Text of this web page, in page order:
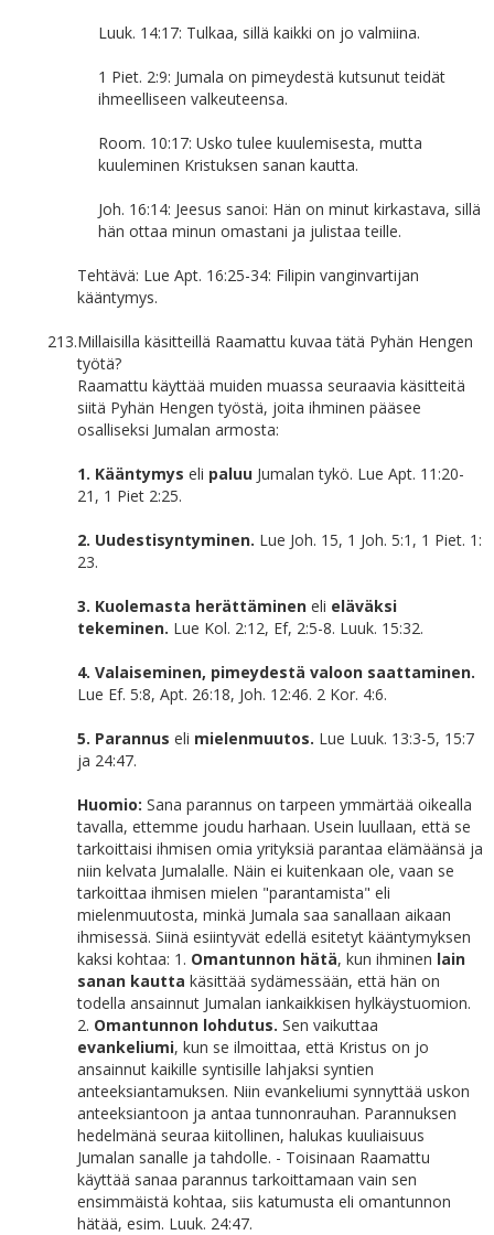
Luuk. 14:17: Tulkaa, sillä kaikki on jo valmiina.
1 Piet. 2:9: Jumala on pimeydestä kutsunut teidät
ihmeelliseen valkeuteensa.
Room. 10:17: Usko tulee kuulemisesta, mutta
kuuleminen Kristuksen sanan kautta.
Joh. 16:14: Jeesus sanoi: Hän on minut kirkastava, sillä
hän ottaa minun omastani ja julistaa teille.
Tehtävä: Lue Apt. 16:25-34: Filipin vanginvartijan
kääntymys.
213.Millaisilla käsitteillä Raamattu kuvaa tätä Pyhän Hengen
työtä?
Raamattu käyttää muiden muassa seuraavia käsitteitä
siitä Pyhän Hengen työstä, joita ihminen pääsee
osalliseksi Jumalan armosta:
1. Kääntymys eli paluu Jumalan tykö. Lue Apt. 11:20-
21, 1 Piet 2:25.
2. Uudestisyntyminen. Lue Joh. 15, 1 Joh. 5:1, 1 Piet. 1:
23.
3. Kuolemasta herättäminen eli eläväksi
tekeminen. Lue Kol. 2:12, Ef, 2:5-8. Luuk. 15:32.
4. Valaiseminen, pimeydestä valoon saattaminen.
Lue Ef. 5:8, Apt. 26:18, Joh. 12:46. 2 Kor. 4:6.
5. Parannus eli mielenmuutos. Lue Luuk. 13:3-5, 15:7
ja 24:47.
Huomio: Sana parannus on tarpeen ymmärtää oikealla
tavalla, ettemme joudu harhaan. Usein luullaan, että se
tarkoittaisi ihmisen omia yrityksiä parantaa elämäänsä ja
niin kelvata Jumalalle. Näin ei kuitenkaan ole, vaan se
tarkoittaa ihmisen mielen "parantamista" eli
mielenmuutosta, minkä Jumala saa sanallaan aikaan
ihmisessä. Siinä esiintyvät edellä esitetyt kääntymyksen
kaksi kohtaa: 1. Omantunnon hätä, kun ihminen lain
sanan kautta käsittää sydämessään, että hän on
todella ansainnut Jumalan iankaikkisen hylkäystuomion.
2. Omantunnon lohdutus. Sen vaikuttaa
evankeliumi, kun se ilmoittaa, että Kristus on jo
ansainnut kaikille syntisille lahjaksi syntien
anteeksiantamuksen. Niin evankeliumi synnyttää uskon
anteeksiantoon ja antaa tunnonrauhan. Parannuksen
hedelmänä seuraa kiitollinen, halukas kuuliaisuus
Jumalan sanalle ja tahdolle. - Toisinaan Raamattu
käyttää sanaa parannus tarkoittamaan vain sen
ensimmäistä kohtaa, siis katumusta eli omantunnon
hätää, esim. Luuk. 24:47.